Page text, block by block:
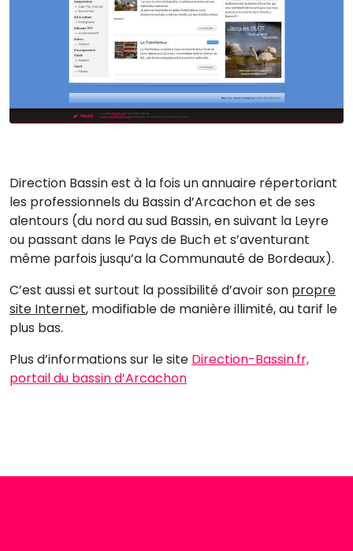
Direction Bassin est à la fois un annuaire répertoriant
les professionnels du Bassin d’Arcachon et de ses
alentours (du nord au sud Bassin, en suivant la Leyre
ou passant dans le Pays de Buch et s’aventurant
même parfois jusqu’a la Communauté de Bordeaux).
C’est aussi et surtout la possibilité d’avoir son propre
site Internet, modifiable de manière illimité, au tarif le
plus bas.
Plus d’informations sur le site Direction-Bassin.fr,
portail du bassin d’Arcachon